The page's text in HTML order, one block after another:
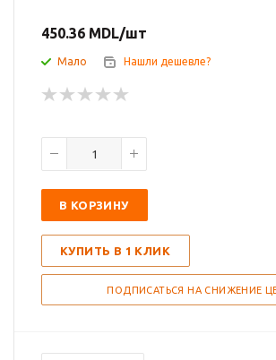
450.36 MDL/шт
Мало Нашли дешевле?
В КОРЗИНУ
КУПИТЬ В 1 КЛИК
ПОДПИСАТЬСЯ НА СНИЖЕНИЕ